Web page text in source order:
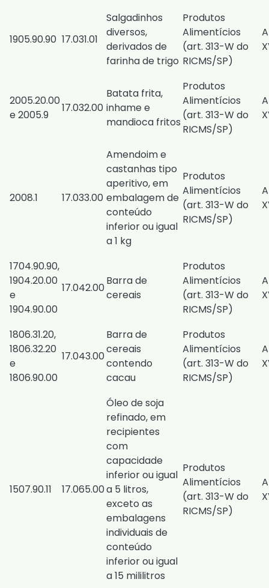
1905.90.90 17.031.01
Salgadinhos
diversos,
derivados de
farinha de trigo
Produtos
Alimentícios
(art. 313-W do
RICMS/SP)
2005.20.00
e 2005.9
17.032.00
Batata frita,
inhame e
mandioca fritos
Produtos
Alimentícios
(art. 313-W do
RICMS/SP)
2008.1 17.033.00
Amendoim e
castanhas tipo
aperitivo, em
embalagem de
conteúdo
inferior ou igual
a 1 kg
Produtos
Alimentícios
(art. 313-W do
RICMS/SP)
1704.90.90,
1904.20.00
e
1904.90.00
17.042.00
Barra de
cereais
Produtos
Alimentícios
(art. 313-W do
RICMS/SP)
1806.31.20,
1806.32.20
e
1806.90.00
17.043.00
Barra de
cereais
contendo
cacau
Produtos
Alimentícios
(art. 313-W do
RICMS/SP)
1507.90.11 17.065.00
Óleo de soja
refinado, em
recipientes
com
capacidade
inferior ou igual
a 5 litros,
exceto as
embalagens
individuais de
conteúdo
inferior ou igual
a 15 mililitros
Produtos
Alimentícios
(art. 313-W do
RICMS/SP)